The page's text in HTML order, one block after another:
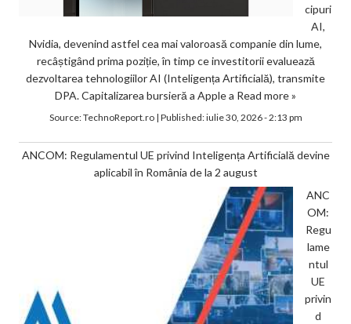
cipuri
AI,
Nvidia, devenind astfel cea mai valoroasă companie din lume,
recâștigând prima poziție, în timp ce investitorii evaluează
dezvoltarea tehnologiilor AI (Inteligența Artificială), transmite
DPA. Capitalizarea bursieră a Apple a Read more »
Source:TechnoReport.ro| Published:iulie 30, 2026 - 2:13 pm
ANCOM: Regulamentul UE privind Inteligența Artificială devine
aplicabil în România de la 2 august
ANC
OM:
Regu
lame
ntul
UE
privin
d